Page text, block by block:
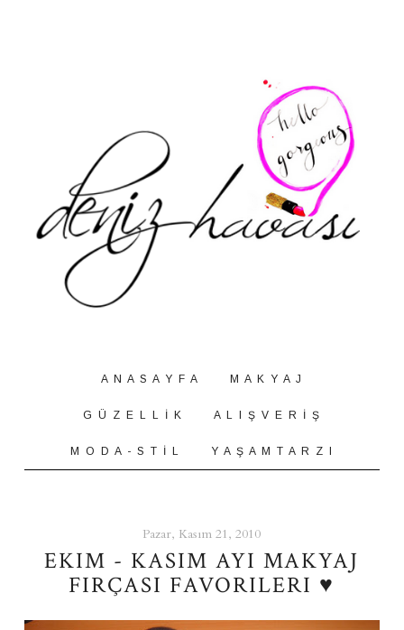
A N A S A Y F A M A K Y A J
G Ü Z E L L İ K A L I Ş V E R İ Ş
M O D A - S T İ L Y A Ş A M T A R Z I
Pazar, Kasım 21, 2010
EKIM - KASIM AYI MAKYAJ
FIRÇASI FAVORILERI ♥